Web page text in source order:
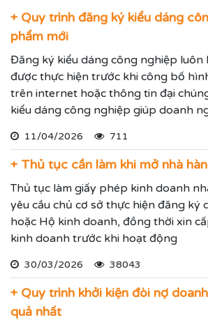
+ Quy trình đăng ký kiểu dáng
phẩm mới
Đăng ký kiểu dáng công nghiệp luôn
được thực hiện trước khi công bố
trên internet hoặc thông tin đại
kiểu dáng công nghiệp giúp doanh
hạn đến 15 năm.
11/04/2026 711
+ Thủ tục cần làm khi mở nhà
Thủ tục làm giấy phép kinh doanh
yêu cầu chủ cơ sở thực hiện đăng ký
hoặc Hộ kinh doanh, đồng thời xin
kinh doanh trước khi hoạt động
30/03/2026 38043
+ Quy trình khởi kiện đòi nợ
quả nhất